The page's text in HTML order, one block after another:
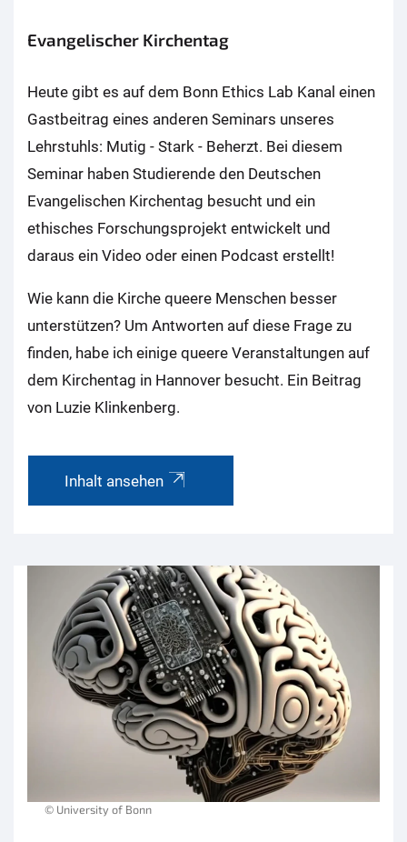
Evangelischer Kirchentag
Heute gibt es auf dem Bonn Ethics Lab Kanal einen
Gastbeitrag eines anderen Seminars unseres
Lehrstuhls: Mutig - Stark - Beherzt. Bei diesem
Seminar haben Studierende den Deutschen
Evangelischen Kirchentag besucht und ein
ethisches Forschungsprojekt entwickelt und
daraus ein Video oder einen Podcast erstellt!
Wie kann die Kirche queere Menschen besser
unterstützen? Um Antworten auf diese Frage zu
finden, habe ich einige queere Veranstaltungen auf
dem Kirchentag in Hannover besucht. Ein Beitrag
von Luzie Klinkenberg.
Inhalt ansehen
© University of Bonn